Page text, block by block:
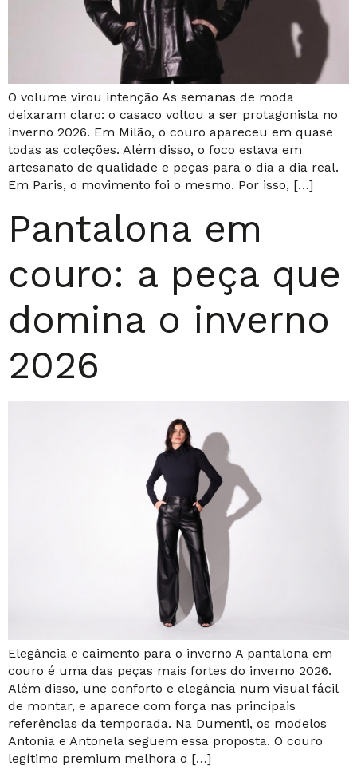
O volume virou intenção As semanas de moda
deixaram claro: o casaco voltou a ser protagonista no
inverno 2026. Em Milão, o couro apareceu em quase
todas as coleções. Além disso, o foco estava em
artesanato de qualidade e peças para o dia a dia real.
Em Paris, o movimento foi o mesmo. Por isso, […]
Pantalona em
couro: a peça que
domina o inverno
2026
Elegância e caimento para o inverno A pantalona em
couro é uma das peças mais fortes do inverno 2026.
Além disso, une conforto e elegância num visual fácil
de montar, e aparece com força nas principais
referências da temporada. Na Dumenti, os modelos
Antonia e Antonela seguem essa proposta. O couro
legítimo premium melhora o […]